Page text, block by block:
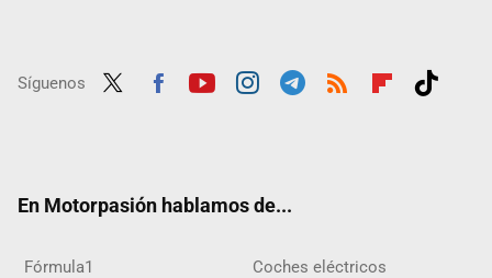
Síguenos
En Motorpasión hablamos de...
Fórmula1 Coches eléctricos